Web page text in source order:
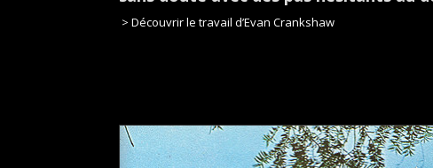
> Découvrir le travail d’Evan Crankshaw